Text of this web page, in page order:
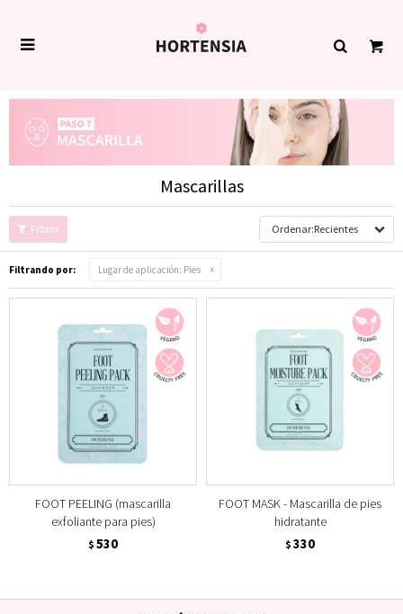

Mascarillas
Recientes
Filtrando por: Lugar de aplicación: Pies
FOOT PEELING (mascarilla
exfoliante para pies)
$ 530
FOOT MASK - Mascarilla de pies
hidratante
$ 330